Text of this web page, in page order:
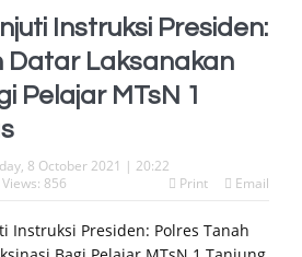
Calon Paskibraka Tahun 2026, Bupati
Generasi Emas Bangsa
MoU, Bawaslu Mentawai
Mentawai Ikuti Penataran
Instruksi Presiden:
Datar Laksanakan
Pelajar MTsN 1
8 October 2021 | 20:22
Views: 856 Print Email